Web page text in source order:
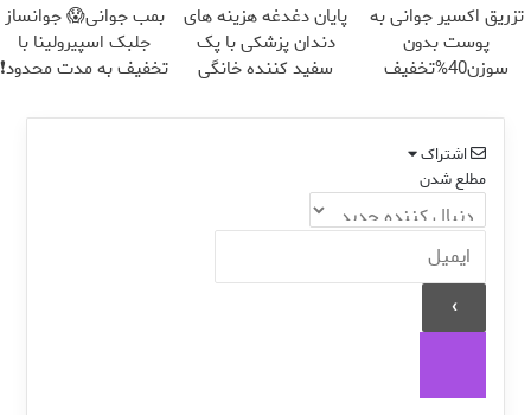
تزریق اکسیر جوانی به
پوست بدون
سوزن40%تخفیف
پایان دغدغه هزینه های
دندان پزشکی با پک
سفید کننده خانگی
بمب جوانی😱 جوانساز
جلبک اسپیرولینا با
تخفیف به مدت محدود❗
اشتراک
مطلع شدن